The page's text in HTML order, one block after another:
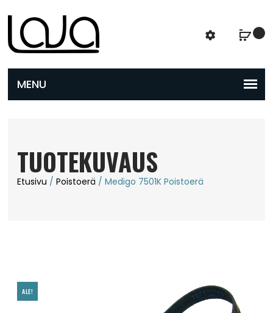
TUOTEKUVAUS
Etusivu /Poistoerä / Medigo 7501K Poistoerä
ALE!